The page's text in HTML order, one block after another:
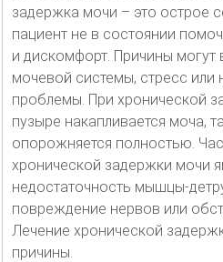
задержка мочи – это острое
пациент не в состоянии
и дискомфорт. Причины могут
мочевой системы, стресс или
проблемы. При хронической
пузыре накапливается моча,
опорожняется полностью.
хронической задержки мочи
недостаточность мышцы-
повреждение нервов или
Лечение хронической
причины.